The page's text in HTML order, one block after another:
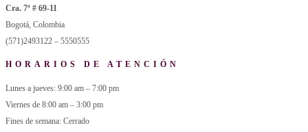
Cra. 7ª # 69-11
Bogotá, Colombia
(571)2493122 – 5550555
HORARIOS DE ATENCIÓN
Lunes a jueves: 9:00 am – 7:00 pm
Viernes de 8:00 am – 3:00 pm
Fines de semana: Cerrado